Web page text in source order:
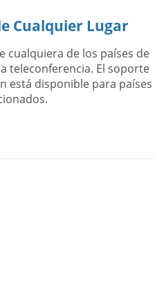
Cualquier Lugar
cualquiera de los países de
teleconferencia. El soporte
está disponible para países